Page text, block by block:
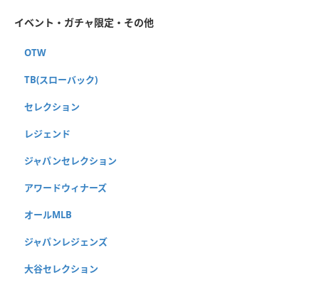
イベント・ガチャ限定・その他
OTW
TB(スローバック)
セレクション
レジェンド
ジャパンセレクション
アワードウィナーズ
オールMLB
ジャパンレジェンズ
大谷セレクション